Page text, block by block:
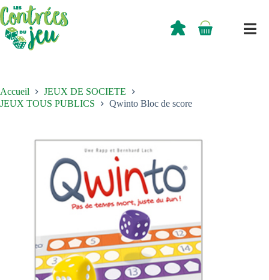
Passer
au
contenu
Panier
0,00
Accueil
JEUX DE SOCIETE
JEUX TOUS PUBLICS
Qwinto Bloc de score